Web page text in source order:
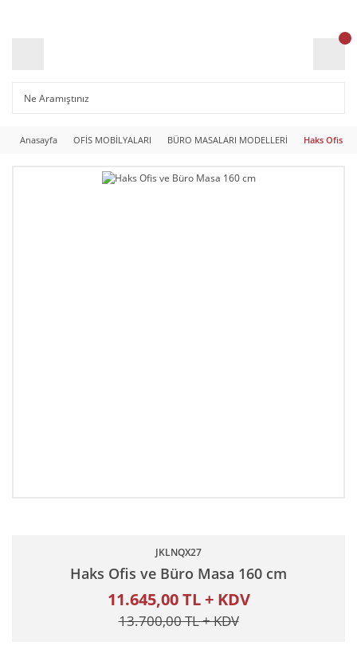
Anasayfa OFİS MOBİLYALARI BÜRO MASALARI MODELLERİ Haks Ofis
JKLNQX27
Haks Ofis ve Büro Masa 160 cm
11.645,00 TL + KDV
13.700,00 TL + KDV